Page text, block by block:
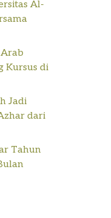
Al-
Kursus di
Jadi
dari
Tahun